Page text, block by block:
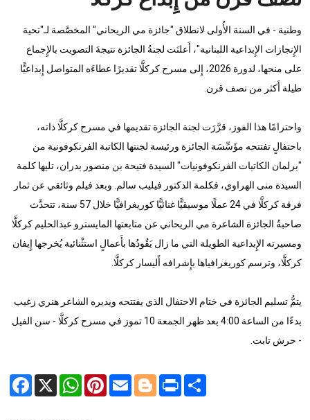
وطنية - في السنة الأُولى لانطلاق "جائزة مي الريحاني" المخصَّصة لـ"تحية
الإِنجازات الإِبداعية اللبنانية"، أَعلنَت لجنةُ الجائزة نتيجةَ التصويت بالإِجماع
على منحها، لدورة 2026، إِلى مسرح كركلَّا تقديرًا عطاءَه المتواصل إِبداعيًّا
طيلة أَكثر من نصف قرن.
واحترامًا هذا الفوز، قرَّرَت لجنة الجائزة تقديمها في مسرح كركلَّا ذاته،
باحتفالٍ تفتتحه مؤَسِّسَة الجائزة ورئيسة لجنتها الكاتبة الفرنكوفونية من
"برلمان الكاتبات الفرنكوفونيات" السيدة فتيحة بن منصور بدران، تليها كلمة
السيدة منى الهراوي، فكلمة الدكتور فيليب سالم. وبعد فيلم وثائقي عن ثمار
فرقة كركلَّا في 24 عملًا موسيقيًّا غنائيًّا كوريغرافيًّا خلال 57 سنة، تتحدَّث
صاحبةُ الجائزة الشاعرة مي الريحاني عن متابعتها المايسترو عبدالحليم كركلَّا
ومسيرته الإِبداعية الطويلة التي ما زال يَقُودُها بأَعمالٍ استثْنائية يُخرجها إِيفان
كركلَّا، وترسم كوريغرافياها بإِشرافه أَليسار كركلَّا.
يتمُّ تسليم الجائزة في ختام الاحتفال الذي يفتتحه ويديره الشاعر هنري زغيب
بدءًا من الساعة 4:00 بعد ظهر الجمعة 10 تموز في مسرح كركلَّا - سن الفيل
- حرش تابت.
Facebook
X WhatsApp
Pinterest
Email Blogger
Print